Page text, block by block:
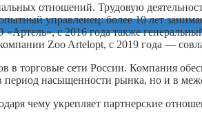
отношений. Трудовую
управленец: более 10 лет
с 2016 года также
Zoo Artelopt, с 2019 года —
торговые сети России. Компания
насыщенности рынка, но и в
чему укрепляет партнерские